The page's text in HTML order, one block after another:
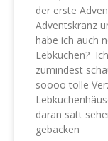
der erste
Adventskranz
habe ich auch
Lebkuchen?
zumindest
soooo tolle
daran satt
gebacken